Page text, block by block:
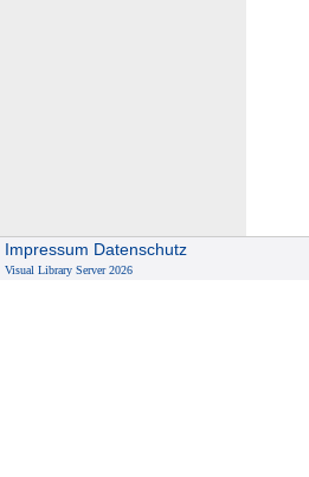
Impressum Datenschutz
Visual Library Server 2026